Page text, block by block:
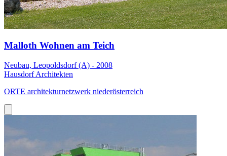
Malloth Wohnen am Teich
Neubau, Leopoldsdorf (A) - 2008
Hausdorf Architekten
ORTE architekturnetzwerk niederösterreich